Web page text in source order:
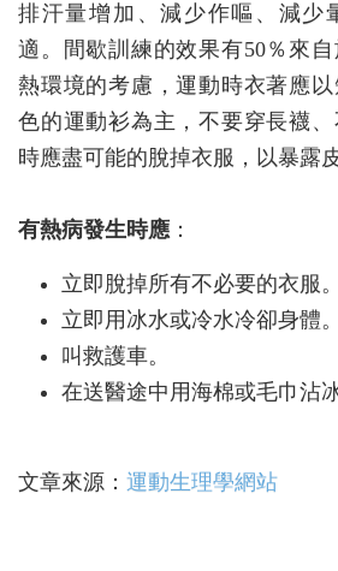
排汗量增加、減少作嘔、減少
適。間歇訓練的效果有50％來
熱環境的考慮，運動時衣著應
色的運動衫為主，不要穿長襪
時應盡可能的脫掉衣服，以暴露皮
有熱病發生時應 ：
立即脫掉所有不必要的衣服。
立即用冰水或冷水冷卻身體。
叫救護車。
在送醫途中用海棉或毛巾沾
文章來源： 運動生理學網站